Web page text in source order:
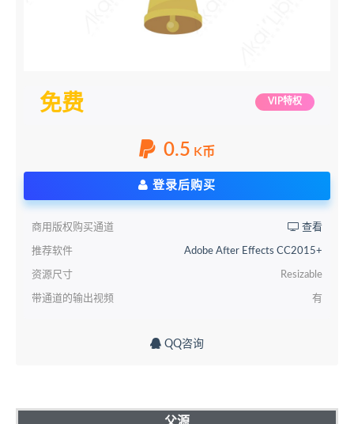
免费 VIP特权
0.5 K币
登录后购买
商用版权购买通道 查看
推荐软件 Adobe After Effects CC2015+
资源尺寸 Resizable
带通道的输出视频 有
QQ咨询
父源